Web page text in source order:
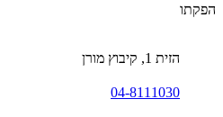
הפקתו
הזית 1, קיבוץ מורן
04-8111030